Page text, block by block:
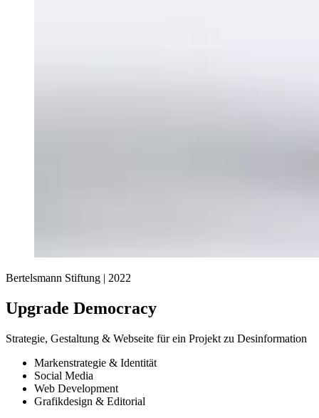
Bertelsmann Stiftung | 2022
Upgrade Democracy
Strategie, Gestaltung & Webseite für ein Projekt zu Desinformation
Markenstrategie & Identität
Social Media
Web Development
Grafikdesign & Editorial